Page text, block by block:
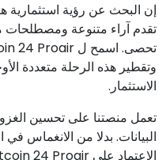
إن البحث عن رؤية استثمارية
تقدم آراء متنوعة
وتقطير هذه الرحلة متعددة
الاستثمار.
تعمل منصتنا على تحسين
البيانات. بدلا من الانغماس